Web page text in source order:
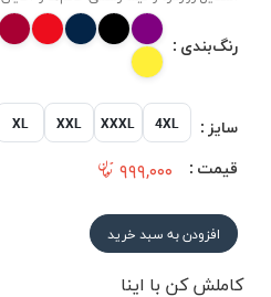
رنگ‌بندی :
سایز : XL XXL XXXL 4XL
قیمت : ۹۹۹,۰۰۰
افزودن به سبد خرید
کاملش کن با اینا